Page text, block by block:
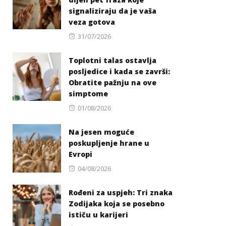
signaliziraju da je vaša
veza gotova
Posted
31/07/2026
Toplotni talas ostavlja
posljedice i kada se završi:
Obratite pažnju na ove
simptome
Posted
01/08/2026
Na jesen moguće
poskupljenje hrane u
Evropi
Posted
04/08/2026
Rođeni za uspjeh: Tri znaka
Zodijaka koja se posebno
ističu u karijeri